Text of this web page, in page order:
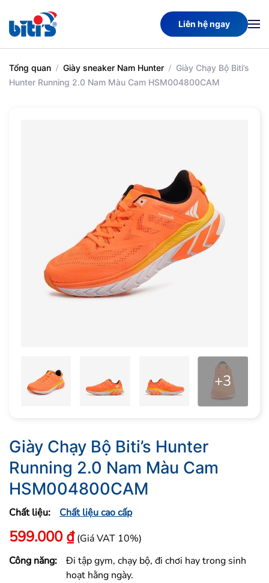
Skip
to
main
content
Liên hệ ngay
Tổng quan Giày sneaker Nam Hunter
Giày Chạy Bộ Biti’s
Hunter Running 2.0 Nam Màu Cam HSM004800CAM
+3
Giày Chạy Bộ Biti’s Hunter
Running 2.0 Nam Màu Cam
HSM004800CAM
Chất liệu: Chất liệu cao cấp
599.000 ₫ (Giá VAT 10%)
Công năng:
Đi tập gym, chạy bộ, đi chơi hay trong sinh
hoạt hằng ngày.